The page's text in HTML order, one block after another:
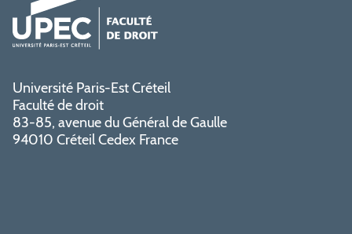
Université Paris-Est Créteil
Faculté de droit
83-85, avenue du Général de Gaulle
94010 Créteil Cedex France